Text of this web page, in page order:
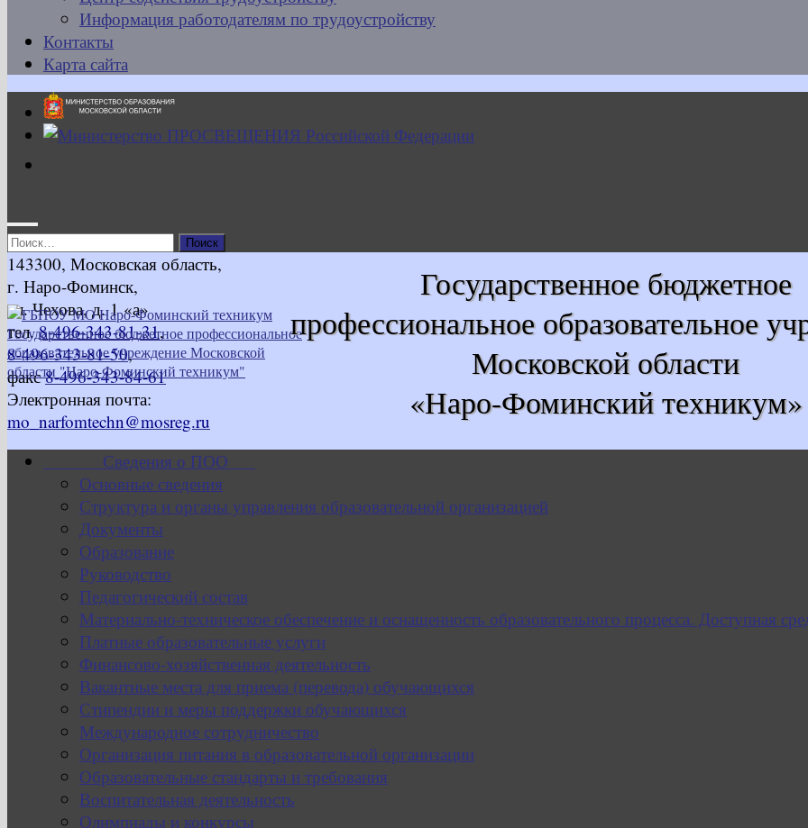
Информация работодателям по трудоустройству
Контакты
Карта сайта
Найти:
Государственное бюджетное
профессиональное образовательное
Московской области
«Наро-Фоминский техникум»
143300, Московская область,
г. Наро-Фоминск,
ул. Чехова, д. 1 «а»
тел.8-496-343-81-31,
8-496-343-81-50,
факс8-496-343-84-61
Электронная почта:
mo_narfomtechn@mosreg.ru
Сведения о ПОО
Основные сведения
Структура и органы управления образовательной организацией
Документы
Образование
Руководство
Педагогический состав
Материально-техническое обеспечение и оснащенность образовательного процесса. Доступная
Платные образовательные услуги
Финансово-хозяйственная деятельность
Вакантные места для приема (перевода) обучающихся
Стипендии и меры поддержки обучающихся
Международное сотрудничество
Организация питания в образовательной организации
Образовательные стандарты и требования
Воспитательная деятельность
Олимпиады и конкурсы